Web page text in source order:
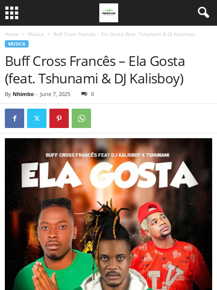
Home Musica Buff Cross Francês – Ela Gosta (feat. Tshunami & DJ Kalisboy)
MUSICA
Buff Cross Francês – Ela Gosta
(feat. Tshunami & DJ Kalisboy)
By Nhimbo - June 7, 2025 0